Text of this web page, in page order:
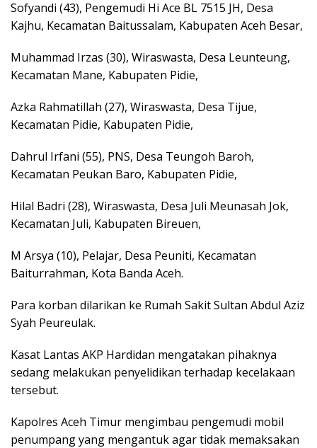
Sofyandi (43), Pengemudi Hi Ace BL 7515 JH, Desa
Kajhu, Kecamatan Baitussalam, Kabupaten Aceh Besar,
Muhammad Irzas (30), Wiraswasta, Desa Leunteung,
Kecamatan Mane, Kabupaten Pidie,
Azka Rahmatillah (27), Wiraswasta, Desa Tijue,
Kecamatan Pidie, Kabupaten Pidie,
Dahrul Irfani (55), PNS, Desa Teungoh Baroh,
Kecamatan Peukan Baro, Kabupaten Pidie,
Hilal Badri (28), Wiraswasta, Desa Juli Meunasah Jok,
Kecamatan Juli, Kabupaten Bireuen,
M Arsya (10), Pelajar, Desa Peuniti, Kecamatan
Baiturrahman, Kota Banda Aceh.
Para korban dilarikan ke Rumah Sakit Sultan Abdul Aziz
Syah Peureulak.
Kasat Lantas AKP Hardidan mengatakan pihaknya
sedang melakukan penyelidikan terhadap kecelakaan
tersebut.
Kapolres Aceh Timur mengimbau pengemudi mobil
penumpang yang mengantuk agar tidak memaksakan